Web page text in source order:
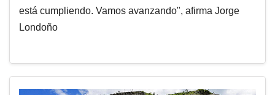
está cumpliendo. Vamos avanzando", afirma Jorge
Londoño